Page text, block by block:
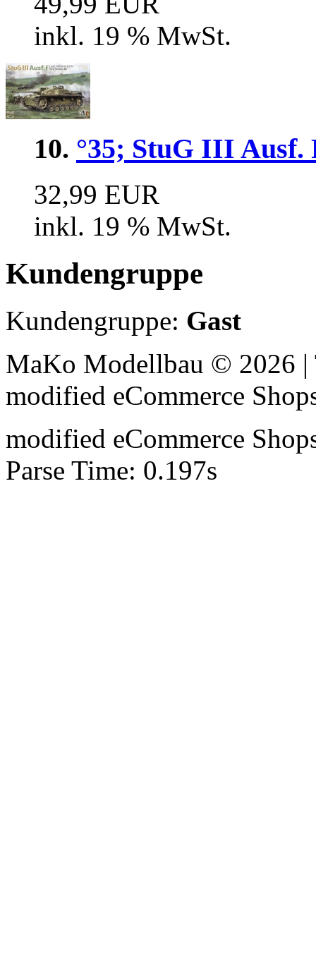
inkl. 19 % MwSt.
10. °35; StuG III Ausf.
32,99 EUR
inkl. 19 % MwSt.
Kundengruppe
Kundengruppe: Gast
MaKo Modellbau © 2026
modified eCommerce
modified eCommerce
Parse Time: 0.197s